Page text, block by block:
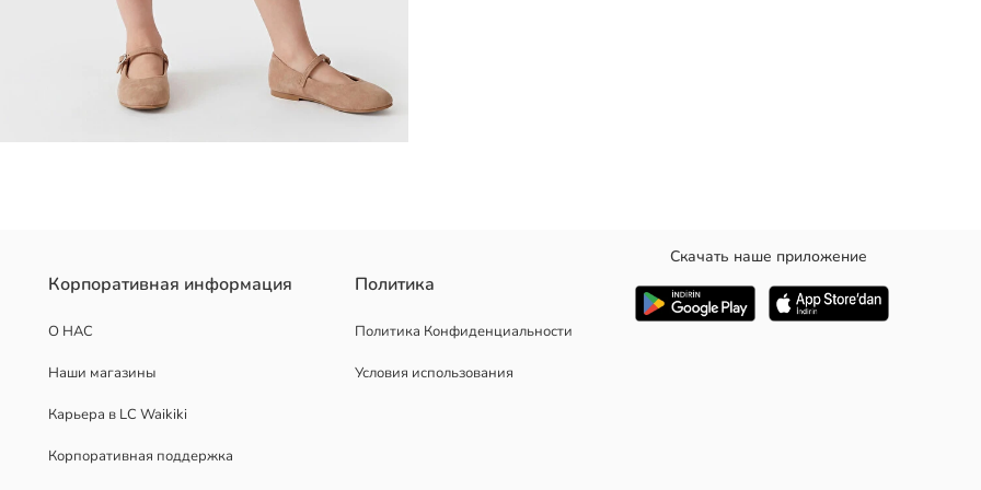
круглым вырезом, короткими рукавами, застежкой на пуговицы спереди, с поясом и карманами. Без подкладки.
Корпоративная информация
О НАС
Наши магазины
Карьера в LC Waikiki
Корпоративная поддержка
Политика
Политика Конфиденциальности
Условия использования
Скачать наше приложение